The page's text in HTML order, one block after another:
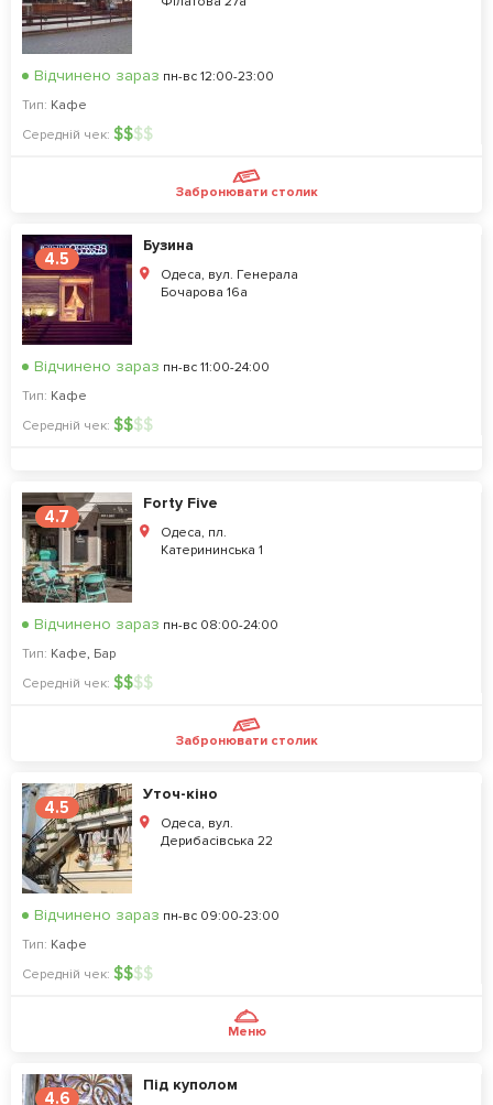
Відчинено зараз пн-вс 12:00-23:00
Тип: Кафе
Середній чек: $$$$
Забронювати столик
4.5
Бузина
Одеса, вул. Генерала
Бочарова 16а
Відчинено зараз пн-вс 11:00-24:00
Тип: Кафе
Середній чек: $$$$
4.7
Forty Five
Одеса, пл.
Катерининська 1
Відчинено зараз пн-вс 08:00-24:00
Тип: Кафе, Бар
Середній чек: $$$$
Забронювати столик
4.5
Уточ-кіно
Одеса, вул.
Дерибасівська 22
Відчинено зараз пн-вс 09:00-23:00
Тип: Кафе
Середній чек: $$$$
Меню
4.6
Під куполом